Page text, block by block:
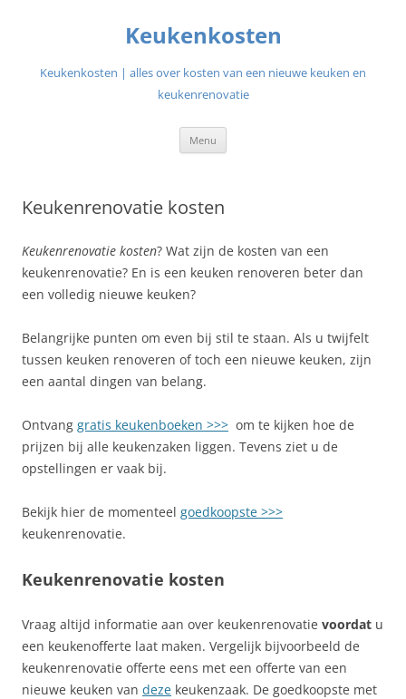
Keukenkosten
Keukenkosten | alles over kosten van een nieuwe keuken en
keukenrenovatie
Menu
Keukenrenovatie kosten
Keukenrenovatie kosten? Wat zijn de kosten van een
keukenrenovatie? En is een keuken renoveren beter dan
een volledig nieuwe keuken?
Belangrijke punten om even bij stil te staan. Als u twijfelt
tussen keuken renoveren of toch een nieuwe keuken, zijn
een aantal dingen van belang.
Ontvang gratis keukenboeken >>> om te kijken hoe de
prijzen bij alle keukenzaken liggen. Tevens ziet u de
opstellingen er vaak bij.
Bekijk hier de momenteel goedkoopste >>>
keukenrenovatie.
Keukenrenovatie kosten
Vraag altijd informatie aan over keukenrenovatie voordat u
een keukenofferte laat maken. Vergelijk bijvoorbeeld de
keukenrenovatie offerte eens met een offerte van een
nieuwe keuken van deze keukenzaak. De goedkoopste met